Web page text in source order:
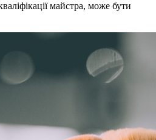
майстра, може бути